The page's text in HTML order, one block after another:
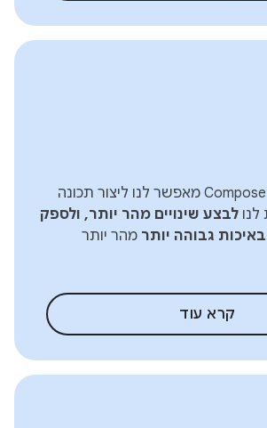
"המהירות שבה Compose מאפשר לנו ליצור תכונה
לבצע שינויים מהר יותר, ולספק
גבוהה יותר מהר יותר
קרא עוד